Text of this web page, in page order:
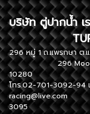
บริษัท ตู่
296 หมู่ 1 ถ.แพรกษ
296 Moo 1
10280
โทร.02-701-3092-
racing@live.com
3095